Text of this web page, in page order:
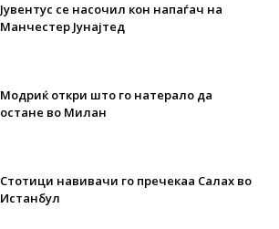
Јувентус се насочил кон напаѓач на
Манчестер Јунајтед
Модриќ откри што го натерало да
остане во Милан
Стотици навивачи го пречекаа Салах во
Истанбул